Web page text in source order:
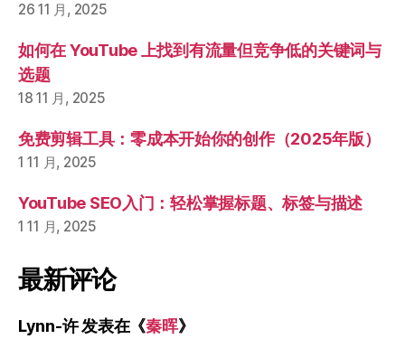
26 11 月, 2025
如何在 YouTube 上找到有流量但竞争低的关键词与
选题
18 11 月, 2025
免费剪辑工具：零成本开始你的创作（2025年版）
1 11 月, 2025
YouTube SEO入门：轻松掌握标题、标签与描述
1 11 月, 2025
最新评论
Lynn-许发表在《秦晖》